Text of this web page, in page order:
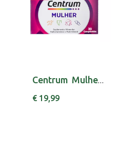
Centrum Mulher Comp X 30 comps
€ 19,99